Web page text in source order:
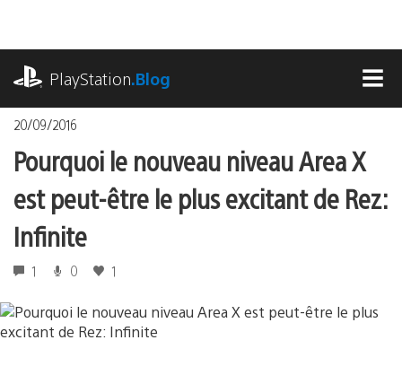
contenu
PlayStation.Blog
20/09/2016
Pourquoi le nouveau niveau Area X
est peut-être le plus excitant de Rez:
Infinite
1 0 1